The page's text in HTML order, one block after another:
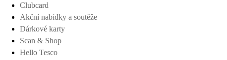
Clubcard
Akční nabídky a soutěže
Dárkové karty
Scan & Shop
Hello Tesco